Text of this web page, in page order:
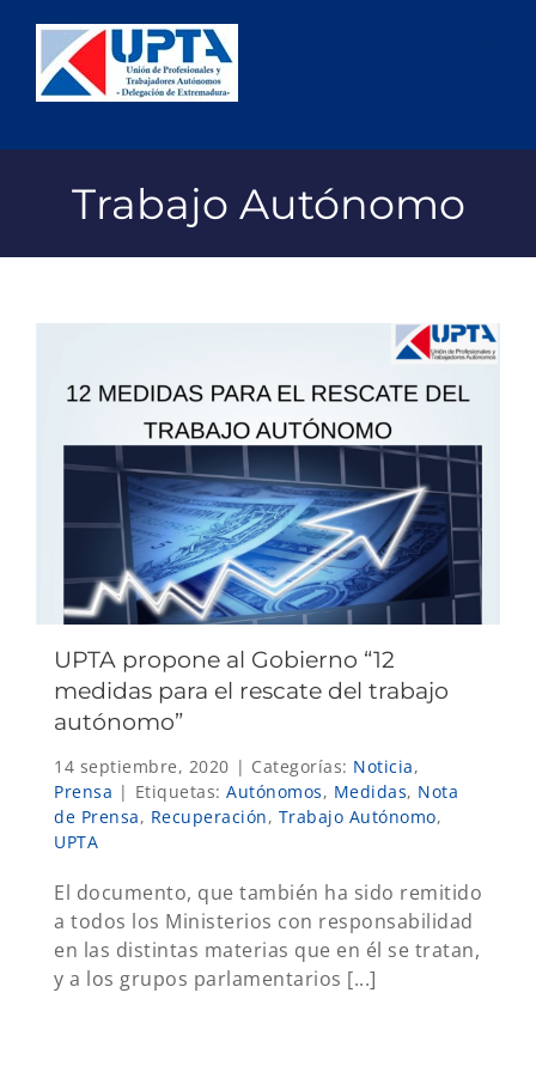
contenido
Trabajo Autónomo
UPTA propone al Gobierno “12
medidas para el rescate del trabajo
autónomo”
14 septiembre, 2020 | Categorías: Noticia,
Prensa | Etiquetas: Autónomos, Medidas, Nota
de Prensa, Recuperación, Trabajo Autónomo,
UPTA
El documento, que también ha sido remitido
a todos los Ministerios con responsabilidad
en las distintas materias que en él se tratan,
y a los grupos parlamentarios [...]